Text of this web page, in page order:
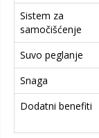
Sistem za
samočišćenje
Suvo peglanje
Snaga
Dodatni benefiti